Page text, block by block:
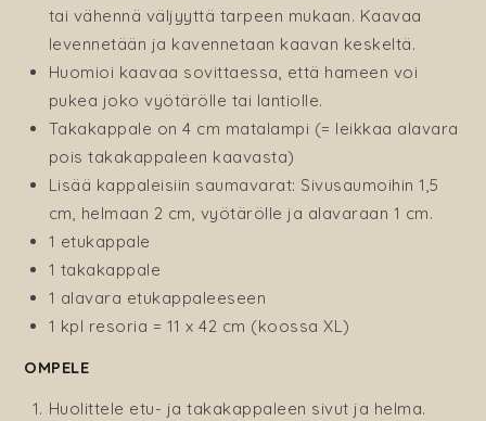
tai vähennä väljyyttä tarpeen mukaan. Kaavaa
levennetään ja kavennetaan kaavan keskeltä.
Huomioi kaavaa sovittaessa, että hameen voi
pukea joko vyötärölle tai lantiolle.
Takakappale on 4 cm matalampi (= leikkaa alavara
pois takakappaleen kaavasta)
Lisää kappaleisiin saumavarat: Sivusaumoihin 1,5
cm, helmaan 2 cm, vyötärölle ja alavaraan 1 cm.
1 etukappale
1 takakappale
1 alavara etukappaleeseen
1 kpl resoria = 11 x 42 cm (koossa XL)
OMPELE
Huolittele etu- ja takakappaleen sivut ja helma.